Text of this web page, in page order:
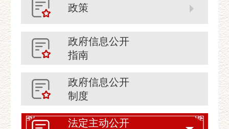
政策
政府信息公开
指南
政府信息公开
制度
法定主动公开